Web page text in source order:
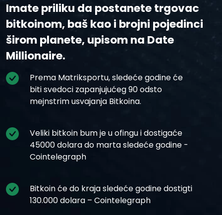
Imate priliku da postanete trgovac
bitkoinom, baš kao i brojni pojedinci
širom planete, upisom na Date
Millionaire.
Prema Matriksportu, sledeće godine će
biti svedoci zapanjujućeg 90 odsto
mejnstrim usvajanja Bitkoina.
Veliki bitkoin bum je u ofingu i dostigaće
45000 dolara do marta sledeće godine -
Cointelegraph
Bitkoin će do kraja sledeće godine dostigti
130.000 dolara – Cointelegraph